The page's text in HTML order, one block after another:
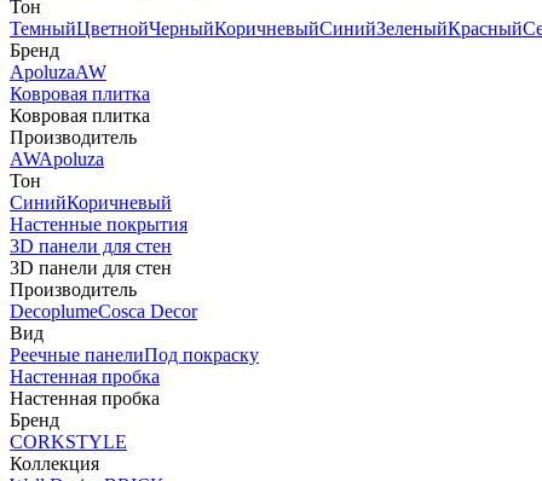
Тон
ТемныйЦветнойЧерныйКоричневыйСинийЗеленыйКрасный
Бренд
ApoluzaAW
Ковровая плитка
Ковровая плитка
Производитель
AWApoluza
Тон
СинийКоричневый
Настенные покрытия
3D панели для стен
3D панели для стен
Производитель
DecoplumeCosca Decor
Вид
Реечные панелиПод покраску
Настенная пробка
Настенная пробка
Бренд
CORKSTYLE
Коллекция